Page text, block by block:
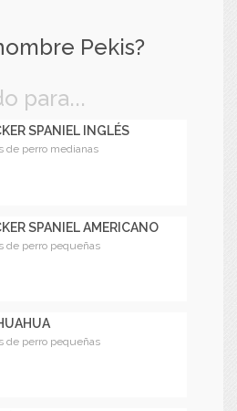
Pekis?
para...
SPANIEL INGLÉS
de perro medianas
SPANIEL AMERICANO
de perro pequeñas
de perro pequeñas